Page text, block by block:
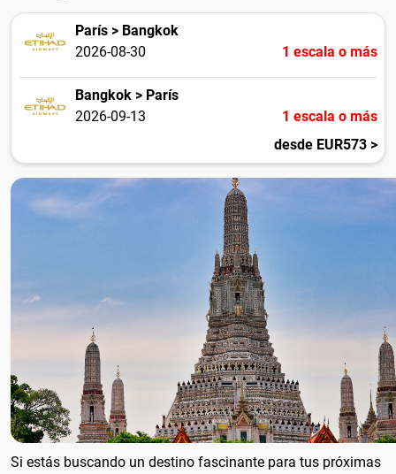
París > Bangkok
2026-08-30
1 escala o más
Bangkok > París
2026-09-13
1 escala o más
desde EUR573 >
Si estás buscando un destino fascinante para tus próximas